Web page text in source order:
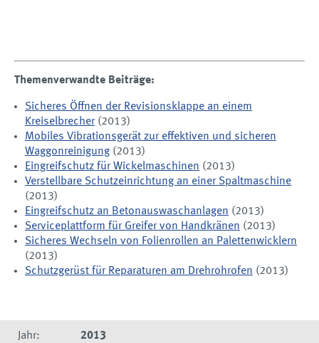
Themenverwandte Beiträge:
Sicheres Öffnen der Revisionsklappe an einem
Kreiselbrecher(2013)
Mobiles Vibrationsgerät zur effektiven und sicheren
Waggonreinigung (2013)
Eingreifschutz für Wickelmaschinen (2013)
Verstellbare Schutzeinrichtung an einer Spaltmaschine
(2013)
Eingreifschutz an Betonauswaschanlagen (2013)
Serviceplattform für Greifer von Handkränen (2013)
Sicheres Wechseln von Folienrollen an Palettenwicklern
(2013)
Schutzgerüst für Reparaturen am Drehrohrofen (2013)
Jahr: 2013